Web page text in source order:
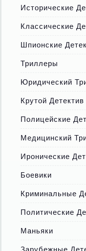
Исторические
Классические
Шпионские
Триллеры
Юридический
Крутой Детектив
Полицейские
Медицинский
Иронические
Боевики
Криминальные
Политические
Маньяки
Зарубежные